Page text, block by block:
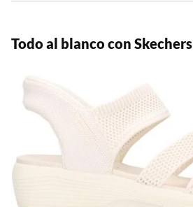
Todo al blanco con Skechers